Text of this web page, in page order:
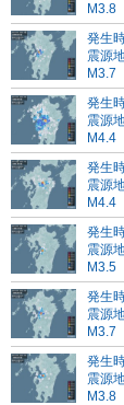
M3.8
発生
震源
M3.7
発生
震源
M4.4
発生
震源
M4.4
発生
震源
M3.5
発生
震源
M3.7
発生
震源
M3.8